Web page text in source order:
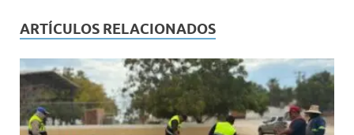
ARTÍCULOS RELACIONADOS